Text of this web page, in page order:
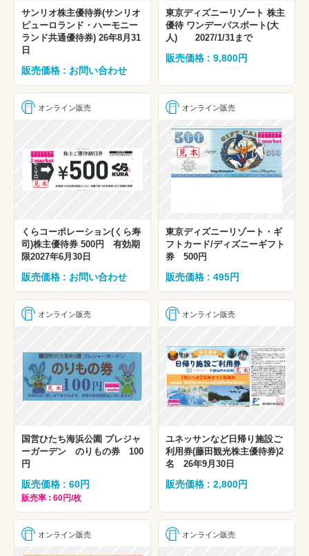
サンリオ株主優待券(サンリオ
ピューロランド・ハーモニー
ランド共通優待券) 26年8月31
日
販売価格 : お問い合わせ
東京ディズニーリゾート 株主
優待 ワンデーパスポート(大
人) 2027/1/31まで
販売価格 : 9,800円
オンライン販売
くらコーポレーション(くら寿
司)株主優待券 500円 有効期
限2027年6月30日
販売価格 : お問い合わせ
オンライン販売
東京ディズニーリゾート・ギ
フトカード/ディズニーギフト
券 500円
販売価格 : 495円
オンライン販売
国営ひたち海浜公園 プレジャ
ーガーデン のりもの券 100
円
販売価格 : 60円
販売率 : 60円/枚
オンライン販売
ユネッサンなど日帰り施設ご
利用券(藤田観光株主優待券)2
名 26年9月30日
販売価格 : 2,800円
オンライン販売 オンライン販売